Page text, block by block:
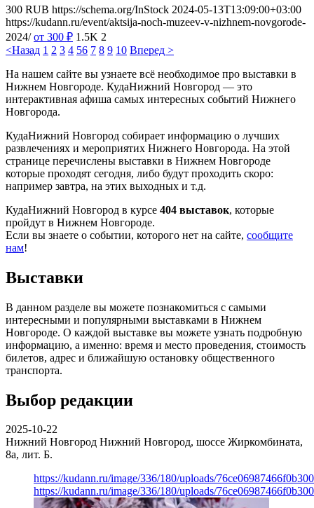
300 RUB https://schema.org/InStock 2024-05-13T13:09:00+03:00
https://kudann.ru/event/aktsija-noch-muzeev-v-nizhnem-novgorode-
2024/ от 300 ₽ 1.5K 2
<Назад 1 2 3 4 56 7 8 9 10 Вперед >
На нашем сайте вы узнаете всё необходимое про выставки в
Нижнем Новгороде. КудаНижний Новгород — это
интерактивная афиша самых интересных событий Нижнего
Новгорода.
КудаНижний Новгород собирает информацию о лучших
развлечениях и мероприятих Нижнего Новгорода. На этой
странице перечислены выставки в Нижнем Новгороде
которые проходят сегодня, либо будут проходить скоро:
например завтра, на этих выходных и т.д.
КудаНижний Новгород в курсе 404 выставок, которые
пройдут в Нижнем Новгороде.
Если вы знаете о событии, которого нет на сайте, сообщите
нам!
Выставки
В данном разделе вы можете познакомиться с самыми
интересными и популярными выставками в Нижнем
Новгороде. О каждой выставке вы можете узнать подробную
информацию, а именно: время и место проведения, стоимость
билетов, адрес и ближайшую остановку общественного
транспорта.
Выбор редакции
2025-10-22
Нижний Новгород Нижний Новгород, шоссе Жиркомбината,
8а, лит. Б.
https://kudann.ru/image/336/180/uploads/
https://kudann.ru/image/336/180/uploads/